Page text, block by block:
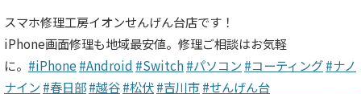
スマホ修理工房イオンせんげん台店です！
iPhone画面修理も地域最安値。修理ご相談はお気軽
に。 #iPhone #Android #Switch#パソコン #コーティング#ナノ
ナイン #春日部#越谷#松伏#吉川市#せんげん台